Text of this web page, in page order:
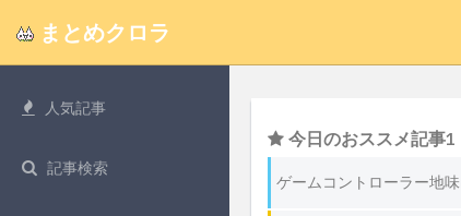
まとめクロラ
人気記事
記事検索